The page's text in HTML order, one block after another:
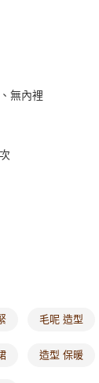
以上)免運費
以上)免運費
以上)免運費
含以上)免運費
無內裡
毛呢 造型
造型 保暖